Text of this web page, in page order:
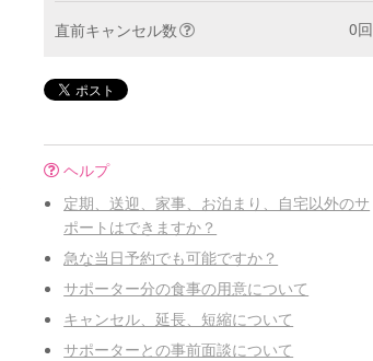
直前キャンセル数 0回
ヘルプ
定期、送迎、家事、お泊まり、自宅以外のサ
ポートはできますか？
急な当日予約でも可能ですか？
サポーター分の食事の用意について
キャンセル、延長、短縮について
サポーターとの事前面談について